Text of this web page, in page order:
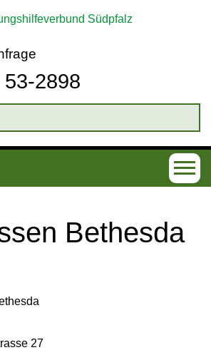
2898
T
o
g
Bethesda
27